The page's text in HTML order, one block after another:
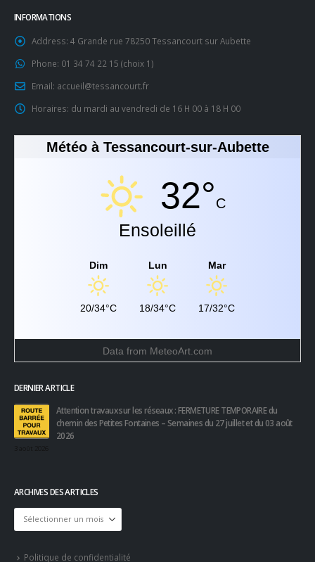
Météo à Tessancourt-sur-Aubette
32°C
Ensoleillé
Dim
20/34°C
Lun
18/34°C
Mar
17/32°C
Data from MeteoArt.com
chemin des Petites Fontaines – Semaines du 27 juillet et du 03 août
2026
Archives
des